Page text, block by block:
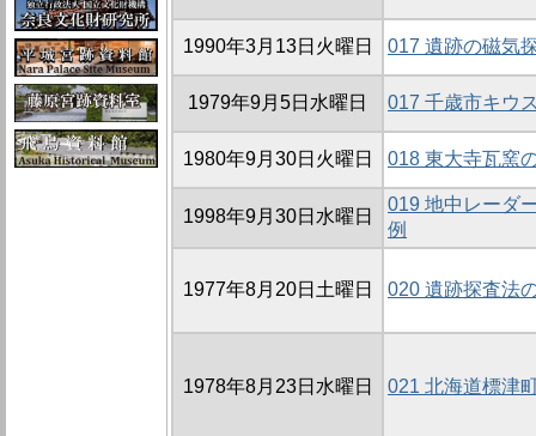
1990年3月13日火曜日 017 遺跡の磁気
1979年9月5日水曜日 017 千歳市キウ
1980年9月30日火曜日 018 東大寺瓦窯
1998年9月30日水曜日
019 地中レーダ
例
1977年8月20日土曜日 020 遺跡探査法
1978年8月23日水曜日 021 北海道標津